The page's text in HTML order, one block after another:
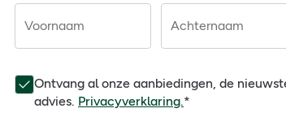
Voornaam Achternaam
Ontvang al onze aanbiedingen, de
advies. Privacyverklaring.*